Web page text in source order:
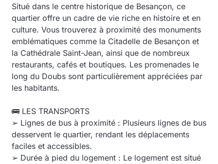
Situé dans le centre historique de Besançon, ce
quartier offre un cadre de vie riche en histoire et en
culture. Vous trouverez à proximité des monuments
emblématiques comme la Citadelle de Besançon et
la Cathédrale Saint-Jean, ainsi que de nombreux
restaurants, cafés et boutiques. Les promenades le
long du Doubs sont particulièrement appréciées par
les habitants.
🚌 LES TRANSPORTS
➢ Lignes de bus à proximité : Plusieurs lignes de bus
desservent le quartier, rendant les déplacements
faciles et accessibles.
➢ Durée à pied du logement : Le logement est situé